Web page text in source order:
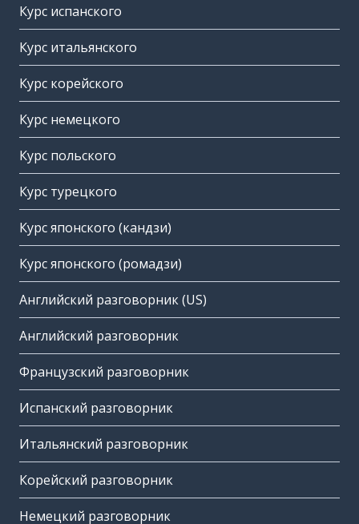
Курс испанского
Курс итальянского
Курс корейского
Курс немецкого
Курс польского
Курс турецкого
Курс японского (кандзи)
Курс японского (ромадзи)
Английский разговорник (US)
Английский разговорник
Французский разговорник
Испанский разговорник
Итальянский разговорник
Корейский разговорник
Немецкий разговорник